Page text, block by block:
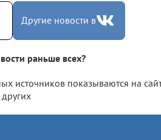
Другие новости в
раньше всех?
источников показываются на